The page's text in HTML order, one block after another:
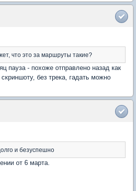
что это за маршруты такие?
пауза - похоже отправлено назад как
без трека, гадать можно
и безуспешно
от 6 марта.